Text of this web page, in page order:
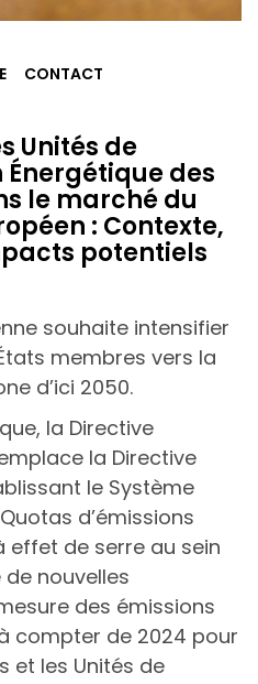
CONTACT
Unités de
des
le marché du
: Contexte,
potentiels
souhaite intensifier
membres vers la
d’ici 2050.
la Directive
la Directive
le Système
d’émissions
effet de serre au sein
de nouvelles
des émissions
compter de 2024 pour
et les Unités de